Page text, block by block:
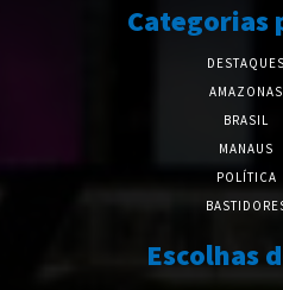
Categorias
DESTAQUES
AMAZONAS
BRASIL
MANAUS
POLÍTICA
Escolhas